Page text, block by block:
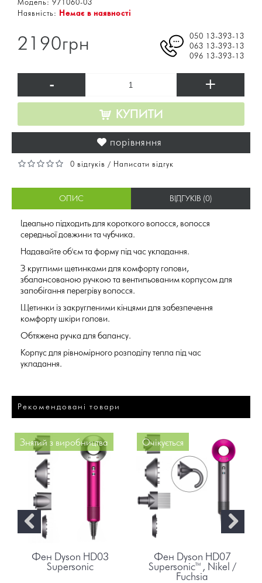
Наявність: Немає в наявності
050 13-393-13
063 13-393-13
096 13-393-13
2190грн
- +
КУПИТИ
порівняння
0 відгуків / Написати відгук
ОПИС ВІДГУКІВ (0)
Ідеально підходить для короткого волосся, волосся
середньої довжини та чубчика.
Надавайте об'єм та форму під час укладання.
З круглими щетинками для комфорту голови,
збалансованою ручкою та вентильованим корпусом для
запобігання перегріву волосся.
Щетинки із закругленими кінцями для забезпечення
комфорту шкіри голови.
Обтяжена ручка для балансу.
Корпус для рівномірного розподілу тепла під час
укладання.
Рекомендовані товари
Знятий з виробництва
Фен Dyson HD03
Supersonic
Очікується
Фен Dyson HD07
Supersonic™, Nikel /
Fuchsia